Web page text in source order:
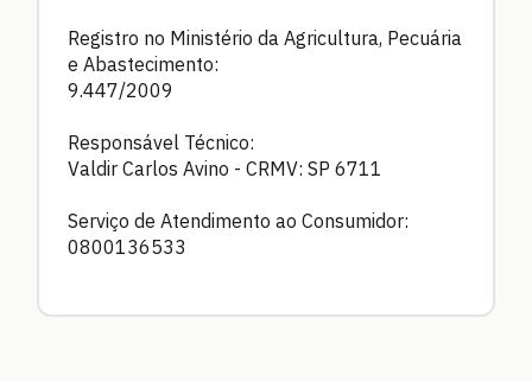
Registro no Ministério da Agricultura, Pecuária
e Abastecimento:
9.447/2009
Responsável Técnico:
Valdir Carlos Avino - CRMV: SP 6711
Serviço de Atendimento ao Consumidor:
0800136533